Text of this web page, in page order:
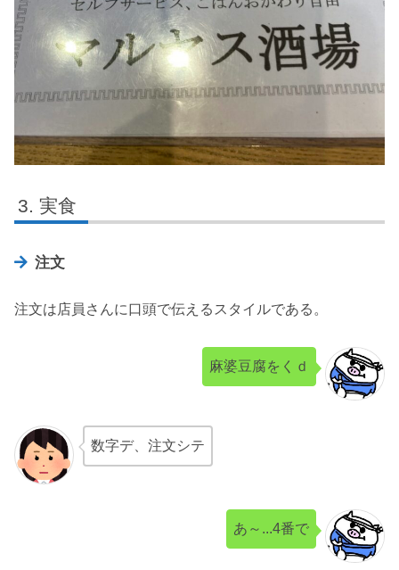
実食
注文
注文は店員さんに口頭で伝えるスタイルである。
麻婆豆腐をくｄ
数字デ、注文シテ
あ～...4番で